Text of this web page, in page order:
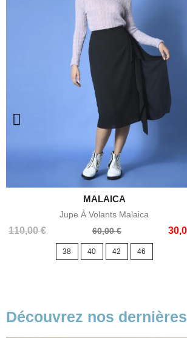
Aperçu rapide
MALAICA
Jupe À Volants Malaica
110,00 €
Prix
60,00 €
Prix
38 40 42 46
Découvrez nos